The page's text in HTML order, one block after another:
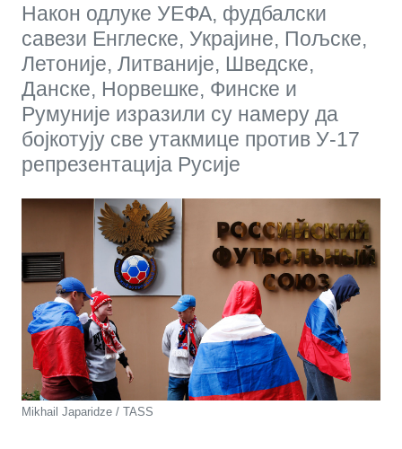
Након одлуке УЕФА, фудбалски
савези Енглеске, Украјине, Пољске,
Летоније, Литваније, Шведске,
Данске, Норвешке, Финске и
Румуније изразили су намеру да
бојкотују све утакмице против У-17
репрезентација Русије
Mikhail Japaridze / TASS